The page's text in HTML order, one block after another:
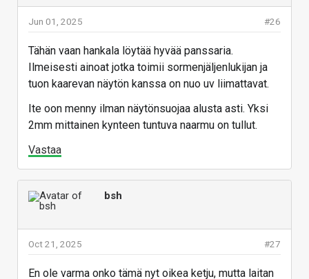
#26
Jun 01, 2025
Tähän vaan hankala löytää hyvää panssaria.
Ilmeisesti ainoat jotka toimii sormenjäljenlukijan ja
tuon kaarevan näytön kanssa on nuo uv liimattavat.
Ite oon menny ilman näytönsuojaa alusta asti. Yksi
2mm mittainen kynteen tuntuva naarmu on tullut.
Vastaa
bsh
#27
Oct 21, 2025
En ole varma onko tämä nyt oikea ketju, mutta laitan